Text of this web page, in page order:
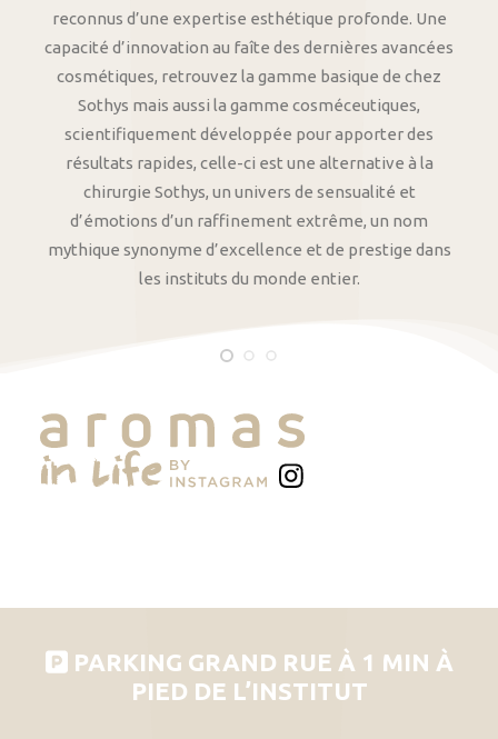
reconnus d’une expertise esthétique profonde. Une
capacité d’innovation au faîte des dernières avancées
cosmétiques, retrouvez la gamme basique de chez
Sothys mais aussi la gamme cosméceutiques,
scientifiquement développée pour apporter des
résultats rapides, celle-ci est une alternative à la
chirurgie Sothys, un univers de sensualité et
d’émotions d’un raffinement extrême, un nom
mythique synonyme d’excellence et de prestige dans
les instituts du monde entier.
PARKING GRAND RUE À 1 MIN À
PIED DE L’INSTITUT